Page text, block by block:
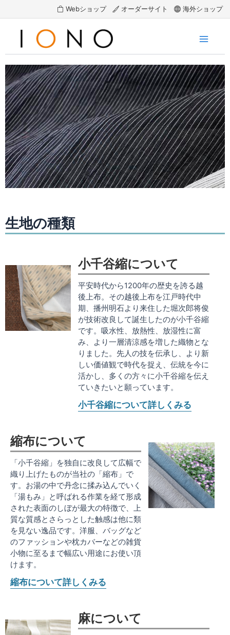
Webショップ オーダーサイト 海外ショップ
ス
キ
ッ
プ
Menu
生地の種類
小千谷縮について
平安時代から1200年の歴史を誇る越
後上布。その越後上布を江戸時代中
期、播州明石より来住した堀次郎将俊
が技術改良して誕生したのが小千谷縮
です。吸水性、放熱性、放湿性に富
み、より一層清涼感を増した織物とな
りました。先人の技を伝承し、より新
しい価値観で時代を捉え、伝統を今に
活かし、多くの方々に小千谷縮を伝え
ていきたいと願っています。
小千谷縮について詳しくみる
縮布について
「小千谷縮」を独自に改良して広幅で
織り上げたものが当社の「縮布」で
す。お湯の中で丹念に揉み込んでいく
「湯もみ」と呼ばれる作業を経て形成
された表面のしぼが最大の特徴で、上
質な質感とさらっとした触感は他に類
を見ない逸品です。洋服、バッグなど
のファッションや枕カバーなどの雑貨
小物に至るまで幅広い用途にお使い頂
けます。
縮布について詳しくみる
麻について